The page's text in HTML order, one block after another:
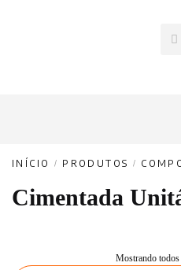
INÍCIO / PRODUTOS /
Cimentada
Mostrando